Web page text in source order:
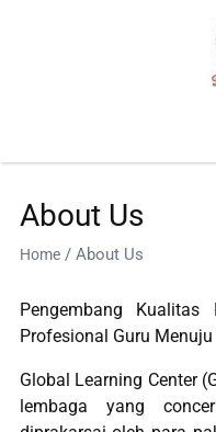
About Us
Home/ About Us
Pengembang
Profesional Guru
Global Learning Center
lembaga yang